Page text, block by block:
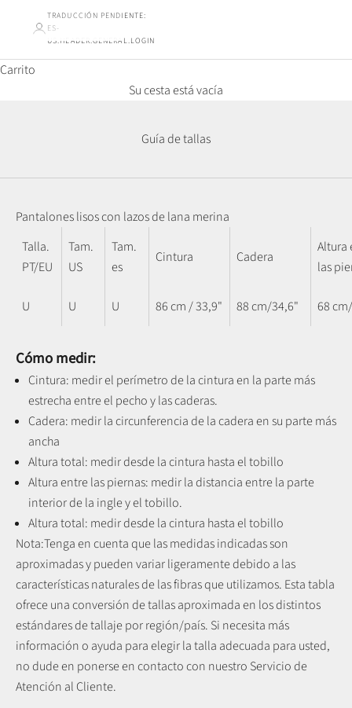
TRADUCCIÓN PENDIENTE:
ES-
US.HEADER.GENERAL.LOGIN
Carrito
Su cesta está vacía
Guía de tallas
Pantalones lisos con lazos de lana merina
Talla.
PT/EU
Tam.
US
Tam.
es
Cintura Cadera
Altura
las
U U U 86 cm / 33,9" 88 cm/34,6" 68
Cómo medir:
Cintura: medir el perímetro de la cintura en la parte más
estrecha entre el pecho y las caderas.
Cadera: medir la circunferencia de la cadera en su parte más
ancha
Altura total: medir desde la cintura hasta el tobillo
Altura entre las piernas: medir la distancia entre la parte
interior de la ingle y el tobillo.
Altura total: medir desde la cintura hasta el tobillo
Nota:Tenga en cuenta que las medidas indicadas son
aproximadas y pueden variar ligeramente debido a las
características naturales de las fibras que utilizamos. Esta tabla
ofrece una conversión de tallas aproximada en los distintos
estándares de tallaje por región/país. Si necesita más
información o ayuda para elegir la talla adecuada para usted,
no dude en ponerse en contacto con nuestro Servicio de
Atención al Cliente.